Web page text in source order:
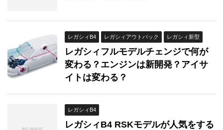
レガシィB4 レガシィアウトバック レガシィ新型
レガシィフルモデルチェンジで何が
変わる？エンジンは新開発？アイサ
イトは変わる？
レガシィB4
レガシィB4 RSKモデルが人気をする